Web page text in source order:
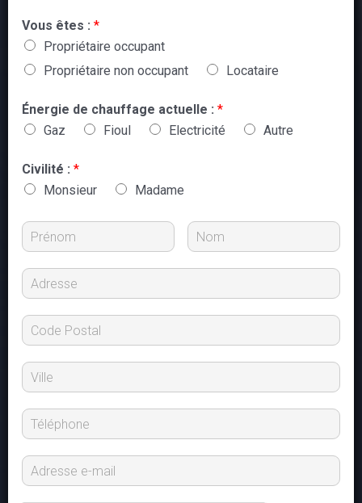
Vous êtes : *
Propriétaire occupant
Propriétaire non occupant
Locataire
Énergie de chauffage actuelle : *
Gaz
Fioul Electricité Autre
Civilité : *
Monsieur
Madame